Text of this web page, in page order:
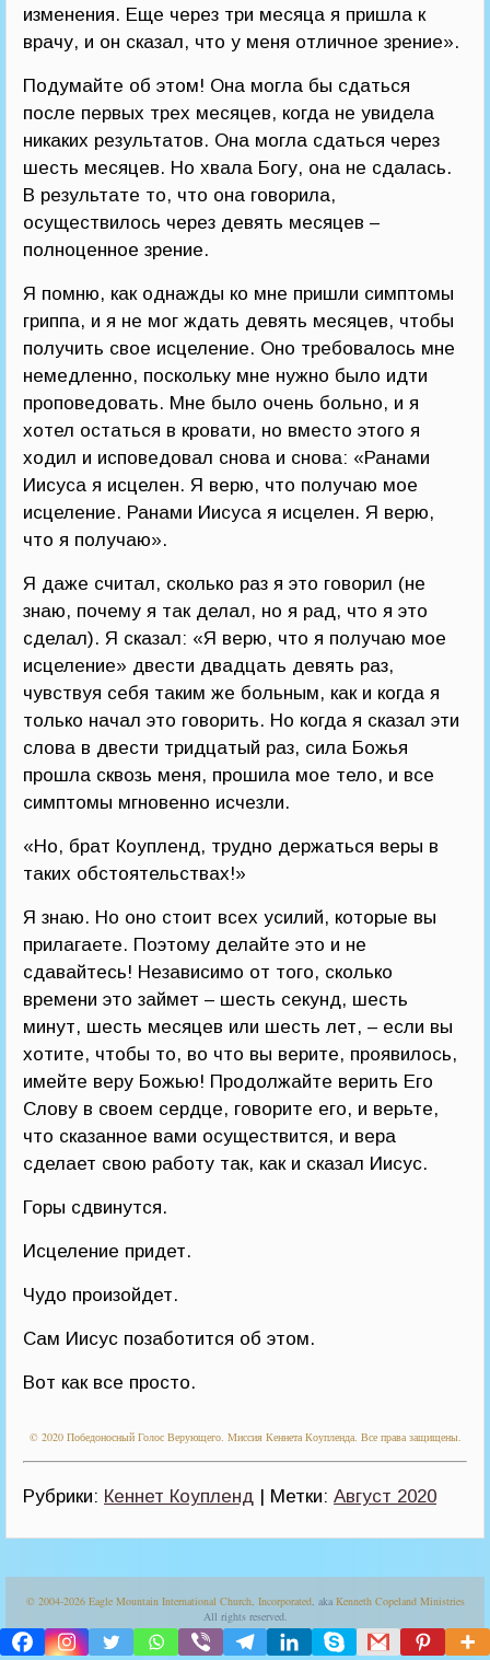
изменения. Еще через три месяца я пришла к
врачу, и он сказал, что у меня отличное зрение».
Подумайте об этом! Она могла бы сдаться
после первых трех месяцев, когда не увидела
никаких результатов. Она могла сдаться через
шесть месяцев. Но хвала Богу, она не сдалась.
В результате то, что она говорила,
осуществилось через девять месяцев –
полноценное зрение.
Я помню, как однажды ко мне пришли симптомы
гриппа, и я не мог ждать девять месяцев, чтобы
получить свое исцеление. Оно требовалось мне
немедленно, поскольку мне нужно было идти
проповедовать. Мне было очень больно, и я
хотел остаться в кровати, но вместо этого я
ходил и исповедовал снова и снова: «Ранами
Иисуса я исцелен. Я верю, что получаю мое
исцеление. Ранами Иисуса я исцелен. Я верю,
что я получаю».
Я даже считал, сколько раз я это говорил (не
знаю, почему я так делал, но я рад, что я это
сделал). Я сказал: «Я верю, что я получаю мое
исцеление» двести двадцать девять раз,
чувствуя себя таким же больным, как и когда я
только начал это говорить. Но когда я сказал эти
слова в двести тридцатый раз, сила Божья
прошла сквозь меня, прошила мое тело, и все
симптомы мгновенно исчезли.
«Но, брат Коупленд, трудно держаться веры в
таких обстоятельствах!»
Я знаю. Но оно стоит всех усилий, которые вы
прилагаете. Поэтому делайте это и не
сдавайтесь! Независимо от того, сколько
времени это займет – шесть секунд, шесть
минут, шесть месяцев или шесть лет, – если вы
хотите, чтобы то, во что вы верите, проявилось,
имейте веру Божью! Продолжайте верить Его
Слову в своем сердце, говорите его, и верьте,
что сказанное вами осуществится, и вера
сделает свою работу так, как и сказал Иисус.
Горы сдвинутся.
Исцеление придет.
Чудо произойдет.
Сам Иисус позаботится об этом.
Вот как все просто.
© 2020 Победоносный Голос Верующего. Миссия Кеннета Коупленда. Все права защищены.
Рубрики: Кеннет Коупленд | Метки: Август 2020
© 2004-2026 Eagle Mountain International Church, Incorporated, aka Kenneth Copeland Ministries
All rights reserved.